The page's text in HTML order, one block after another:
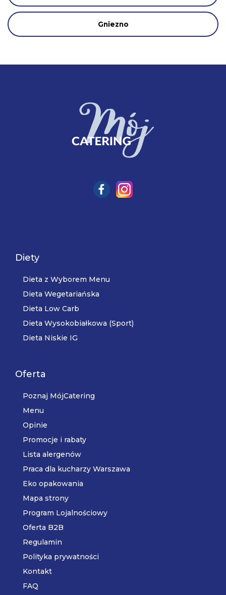
Gniezno
Diety
Dieta z Wyborem Menu
Dieta Wegetariańska
Dieta Low Carb
Dieta Wysokobiałkowa (Sport)
Dieta Niskie IG
Oferta
Poznaj MójCatering
Menu
Opinie
Promocje i rabaty
Lista alergenów
Praca dla kucharzy Warszawa
Eko opakowania
Mapa strony
Program Lojalnościowy
Oferta B2B
Regulamin
Polityka prywatności
Kontakt
FAQ